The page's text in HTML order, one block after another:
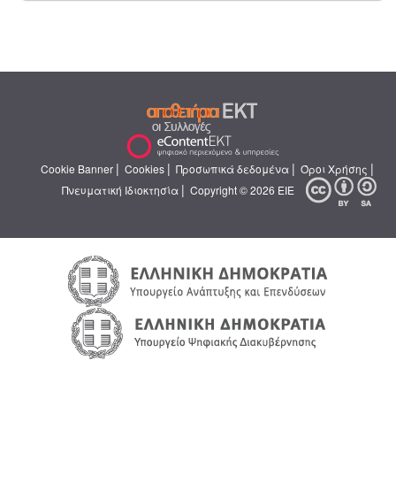
Cookie Banner | Cookies | Προσωπικά δεδομένα | Όροι Χρήσης |
Πνευματική Ιδιοκτησία | Copyright © 2026 ΕΙΕ